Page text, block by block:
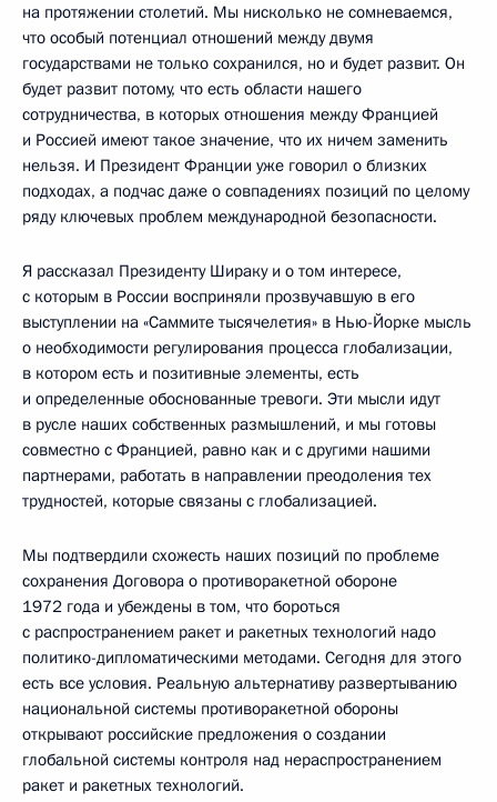
на протяжении столетий. Мы нисколько не сомневаемся,
что особый потенциал отношений между двумя
государствами не только сохранился, но и будет развит. Он
будет развит потому, что есть области нашего
сотрудничества, в которых отношения между Францией
и Россией имеют такое значение, что их ничем заменить
нельзя. И Президент Франции уже говорил о близких
подходах, а подчас даже о совпадениях позиций по целому
ряду ключевых проблем международной безопасности.
Я рассказал Президенту Шираку и о том интересе,
с которым в России восприняли прозвучавшую в его
выступлении на «Саммите тысячелетия» в Нью-Йорке мысль
о необходимости регулирования процесса глобализации,
в котором есть и позитивные элементы, есть
и определенные обоснованные тревоги. Эти мысли идут
в русле наших собственных размышлений, и мы готовы
совместно с Францией, равно как и с другими нашими
партнерами, работать в направлении преодоления тех
трудностей, которые связаны с глобализацией.
Мы подтвердили схожесть наших позиций по проблеме
сохранения Договора о противоракетной обороне
1972 года и убеждены в том, что бороться
с распространением ракет и ракетных технологий надо
политико-дипломатическими методами. Сегодня для этого
есть все условия. Реальную альтернативу развертыванию
национальной системы противоракетной обороны
открывают российские предложения о создании
глобальной системы контроля над нераспространением
ракет и ракетных технологий.